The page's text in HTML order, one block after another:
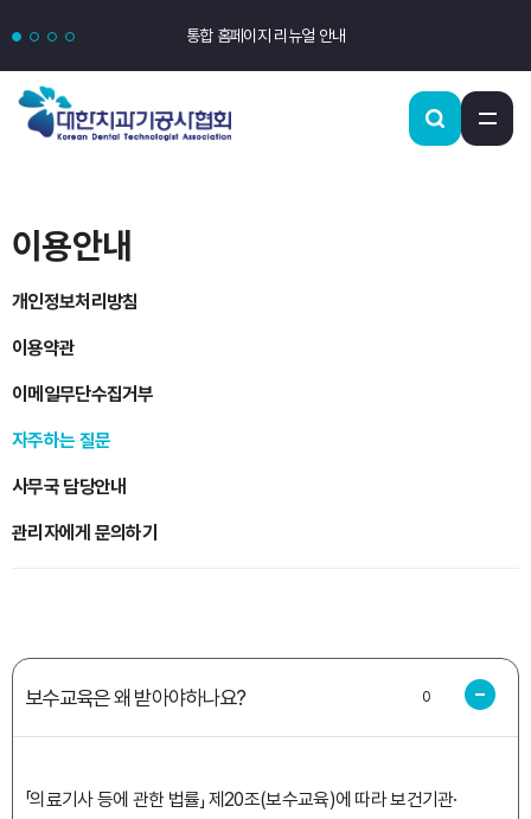
통합 홈페이지 리뉴얼 안내
이용안내
개인정보처리방침
이용약관
이메일무단수집거부
자주하는 질문
사무국 담당안내
관리자에게 문의하기
보수교육은 왜 받아야하나요? 0
「의료기사 등에 관한 법률」 제20조(보수교육)에 따라 보건기관·